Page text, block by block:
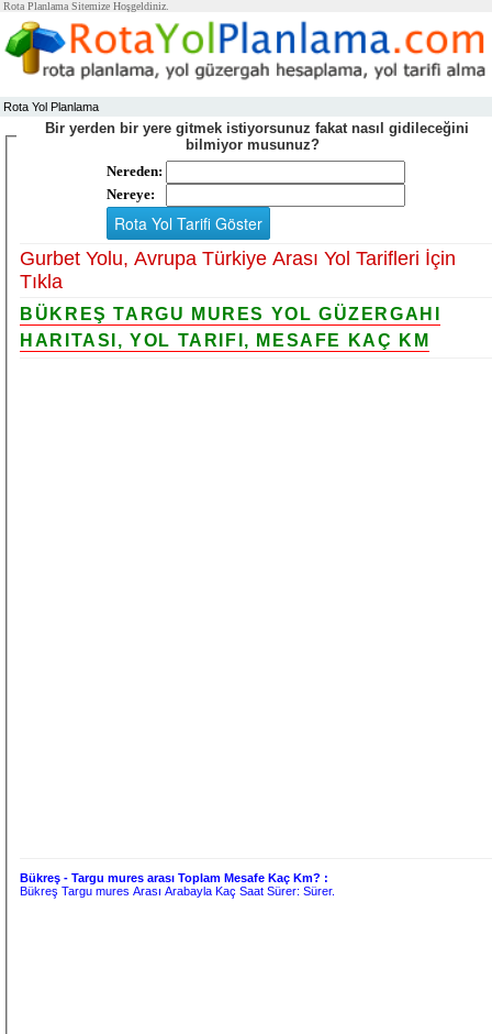
Rota Planlama Sitemize Hoşgeldiniz.
Rota Yol Planlama
Bir yerden bir yere gitmek istiyorsunuz fakat nasıl gidileceğini
bilmiyor musunuz?
Nereden:
Nereye:
Gurbet Yolu, Avrupa Türkiye Arası Yol Tarifleri İçin
Tıkla
BÜKREŞ TARGU MURES YOL GÜZERGAHI
HARITASI, YOL TARIFI, MESAFE KAÇ KM
Bükreş - Targu mures arası Toplam Mesafe Kaç Km? :
Bükreş Targu mures Arası Arabayla Kaç Saat Sürer:Sürer.